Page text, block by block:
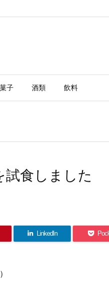
菓子 酒類 飲料
食しました
LinkedIn